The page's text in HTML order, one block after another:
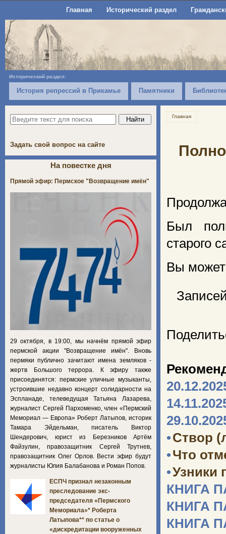
Главная Исторический раздел
Исторический раздел:
История репрессий в Прикамье Памятники
Главная
Был
старого
Вы
•Створ
•Что
•Узники
КНИГА
КНИГА
КНИГА
Задать свой вопрос на сайте
На повестке дня
Прямой эфир: Пермское "Возвращение имён"
29 октября, в 19:00, мы начнём прямой эфир
пермской акции "Возвращение имён". Вновь
пермяки публично зачитают имена земляков -
жертв Большого террора. К эфиру также
присоединятся: пермские уличные музыканты,
устроившие недавно концерт солидарности на
Эспланаде, телеведущая Татьяна Лазарева,
журналист Сергей Пархоменко, член «Пермский
Мемориал — Европа» Роберт Латыпов, историк
Тамара Эйдельман, писатель Виктор
Шендерович, юрист из Березников Артём
Файзулин, правозащитник Сергей Трутнев,
правозащитник Олег Орлов. Вести эфир будут
журналисты Юлия Балабанова и Роман Попов.
ЕСПЧ признал незаконным
преследование экс-
председателя «Пермского
Мемориала»* Роберта
Латыпова** по статье о
«дискредитации вооруженных